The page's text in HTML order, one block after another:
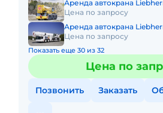
Аренда автокрана
Цена по запросу
Аренда автокрана
Цена по запросу
Показать еще 30 из 32
Цена по
Позвонить Заказать